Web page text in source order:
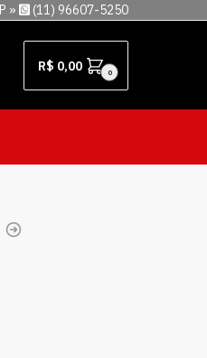
» (11) 96607-5250
R$ 0,00 0